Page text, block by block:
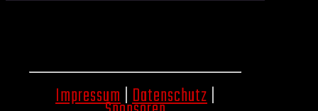
Impressum|Datenschutz|